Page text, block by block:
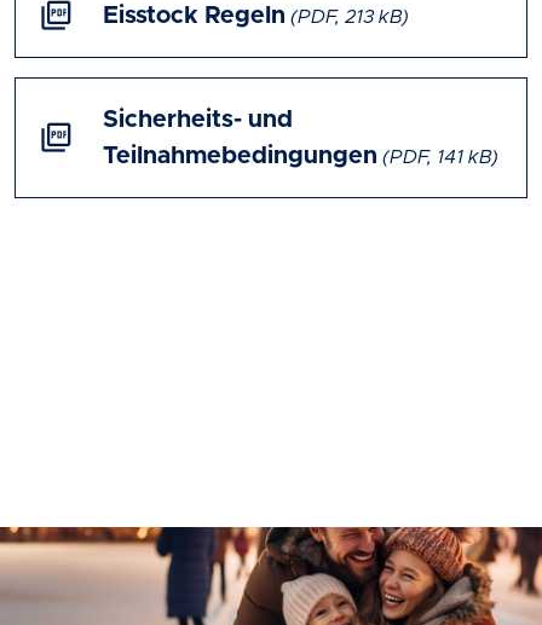
picture_as_pdf Eisstock Regeln (PDF, 213 kB)
picture_as_pdf
Sicherheits- und
Teilnahmebedingungen (PDF, 141 kB)